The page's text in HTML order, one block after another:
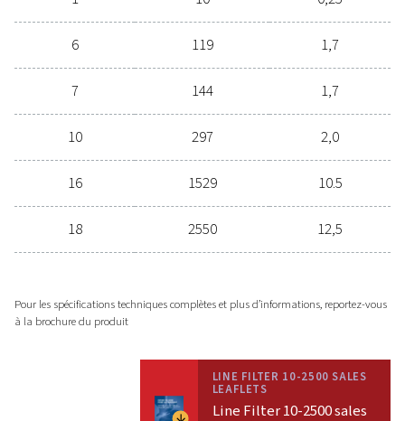
Contactez-nous dès
Avec autant de produits de
traitement d’air disponibles, trouver
la bonne solution peut sembler
difficile. Nos spécialistes sont là pour
simplifier le processus et fournir des
options qui répondent exactement à
vos exigences. Contactez-nous pour
recommandations sur mesure.
Parlons-en !